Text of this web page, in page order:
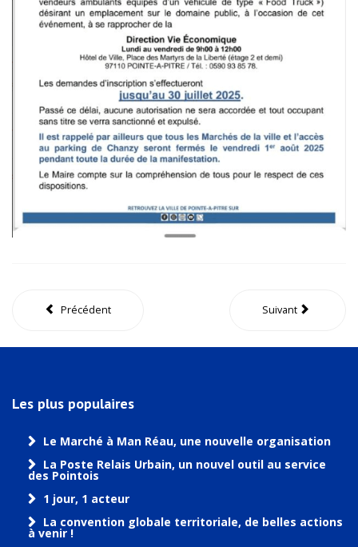
Précédent Suivant
Les plus populaires
Le Marché à Man Réau, une nouvelle organisation
La Poste Relais Urbain, un nouvel outil au service
des Pointois
1 jour, 1 acteur
La convention globale territoriale, de belles actions
à venir !